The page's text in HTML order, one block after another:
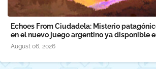
Echoes From Ciudadela: Misterio
en el nuevo juego argentino ya disponible
August 06, 2026